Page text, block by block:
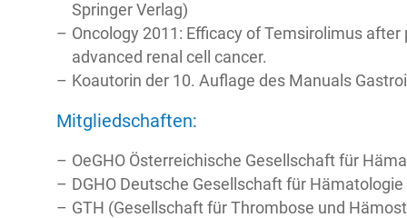
Springer Verlag)
Oncology 2011: Efficacy of Temsirolimus
advanced renal cell cancer.
Koautorin der 10. Auflage des Manuals
Mitgliedschaften:
OeGHO Österreichische Gesellschaft für
DGHO Deutsche Gesellschaft für
GTH (Gesellschaft für Thrombose und